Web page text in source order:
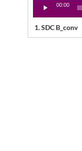
audio
00:00
1.SDC B_conv